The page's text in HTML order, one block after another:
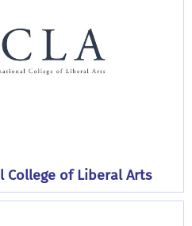
College of Liberal Arts